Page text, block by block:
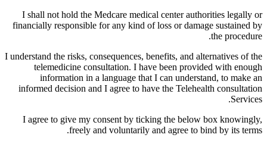
I shall not hold the Medcare medical center authorities legally or
financially responsible for any kind of loss or damage sustained by
the procedure.
I understand the risks, consequences, benefits, and alternatives of the
telemedicine consultation. I have been provided with enough
information in a language that I can understand, to make an
informed decision and I agree to have the Telehealth consultation
Services.
I agree to give my consent by ticking the below box knowingly,
freely and voluntarily and agree to bind by its terms.